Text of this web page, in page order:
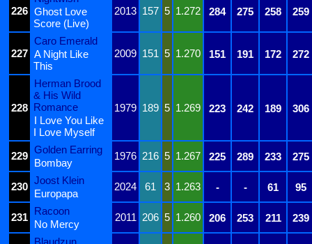
226
2013 157 5 1.272 284 275 258 259
Ghost Love
Score (Live)
227
Caro Emerald
2009 151 5 1.270 151 191 172 272
A Night Like
This
228
Herman Brood
& His Wild
Romance
1979 189 5 1.269 223 242 189
306
I Love You Like
I Love Myself
229
Golden Earring
1976 216 5 1.267 225 289 233 275
Bombay
230
Joost Klein
2024 61 3 1.263 - - 61 95
Europapa
231
Racoon
2011 206 5 1.260 206 253 211 239
No Mercy
Blaudzun